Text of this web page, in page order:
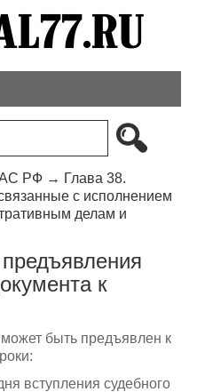
РФ→ Глава 38.
с исполнением
делам и
к
быть предъявлен к
вступления судебного